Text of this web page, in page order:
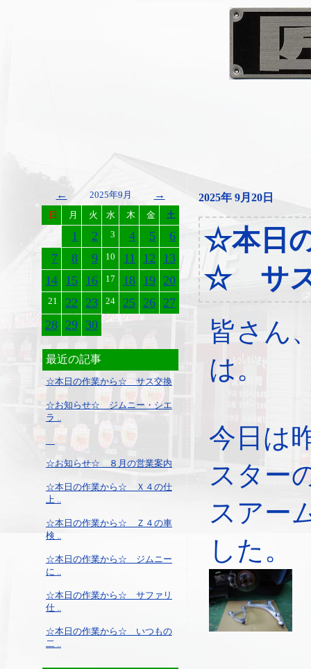
← 2025年9月 →
日 月 火 水 木 金 土
1 2 3 4 5
6
7
8 9 10 11 12
13
14 15 16 17 18 19 20
21 22 23 24 25 26 27
28 29 30
最近の記事
☆本日の作業から☆ サス交換
☆お知らせ☆ ジムニー・シエ
ラ ..
☆お知らせ☆ ８月の営業案内
☆本日の作業から☆ Ｘ４の仕
上 ..
☆本日の作業から☆ Ｚ４の車
検 ..
☆本日の作業から☆ ジムニー
に ..
☆本日の作業から☆ サファリ
仕 ..
☆本日の作業から☆ いつもの
二 ..
2025年 9月20日
☆本日
☆ サス
皆さん
は。
今日は
スター
スアー
した。